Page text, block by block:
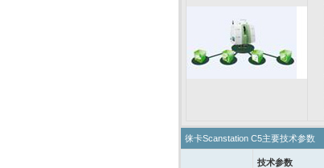
徕卡Scanstation C5主要技术参数
技术参数